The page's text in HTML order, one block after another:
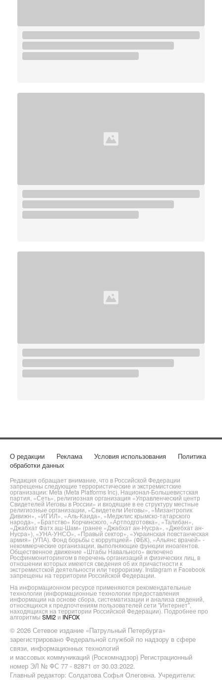
О редакции Реклама Условия использования
Политика
обработки данных
Редакция обращает внимание, что в Российской Федерации
запрещены следующие террористические и экстремистские
организации: Meta (Meta Platforms Inc), Национал-Большевистская
партия, «Сеть», религиозная организация «Управленческий центр
Свидетелей Иеговы в России» и входящие в ее структуру местные
религиозные организации, «Свидетели Иеговы», «Мизантропик
Дивижн», «ИГИЛ», «Аль-Каида», «Меджлис крымско-татарского
народа», «Братство» Корчинского, «Артподготовка», «Талибан»,
«Джабхат Фатх аш-Шам» (ранее «Джабхат ан-Нусра», «Джебхат ан-
Нусра»), «УНА-УНСО», «Правый сектор», «Украинская повстанческая
армия» (УПА). Фонд борьбы с коррупцией» (ФБК), «Альянс врачей» -
некоммерческие организации, выполняющие функции иноагентов.
Общественное движение «Штабы Навального» включено
Росфинмониторингом в перечень организаций и физических лиц, в
отношении которых имеются сведения об их причастности к
экстремистской деятельности или терроризму. Instagram и Facebook
запрещены на территории Российской Федерации.
На информационном ресурсе применяются рекомендательные
технологии (информационные технологии предоставления
информации на основе сбора, систематизации и анализа сведений,
относящихся к предпочтениям пользователей сети "Интернет",
находящихся на территории Российской Федерации). Подробнее про
алгоритмы SMI2 и INFOX
© 2026 Сетевое издание «Патрульный Петербурга»
зарегистрировано Федеральной службой по надзору в сфере
связи, информационных технологий
и массовых коммуникаций (Роскомнадзор) Регистрационный
номер ЭЛ № ФС 77 - 82871 от 30.03.2022.
Главный редактор: Солдатова Софья Олеговна. Учредители: